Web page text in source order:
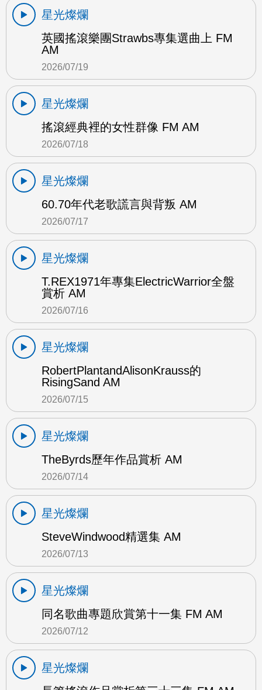
星光燦爛
英國搖滾樂團Strawbs專集選曲上 FM
AM
2026/07/19
星光燦爛
搖滾經典裡的女性群像 FM AM
2026/07/18
星光燦爛
60.70年代老歌謊言與背叛 AM
2026/07/17
星光燦爛
T.REX1971年專集ElectricWarrior全盤
賞析 AM
2026/07/16
星光燦爛
RobertPlantandAlisonKrauss的
RisingSand AM
2026/07/15
星光燦爛
TheByrds歷年作品賞析 AM
2026/07/14
星光燦爛
SteveWindwood精選集 AM
2026/07/13
星光燦爛
同名歌曲專題欣賞第十一集 FM AM
2026/07/12
星光燦爛